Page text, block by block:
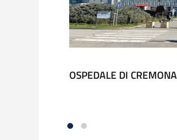
OSPEDALE DI CREMONA